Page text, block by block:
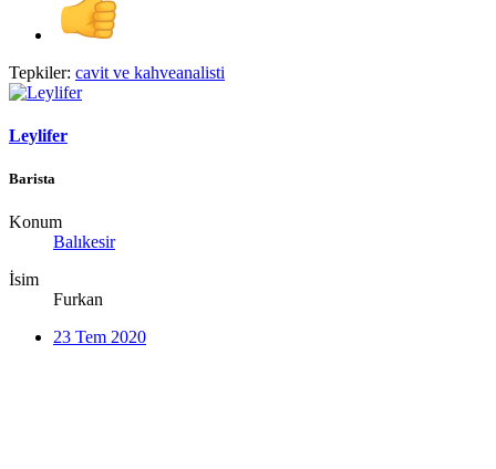
Tepkiler: cavit ve kahveanalisti
Leylifer
Barista
Konum
Balıkesir
İsim
Furkan
23 Tem 2020